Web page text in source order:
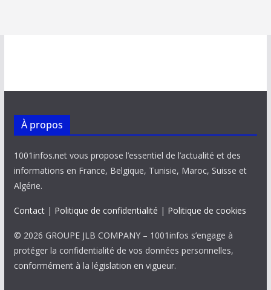
À propos
1001infos.net vous propose l’essentiel de l’actualité et des
informations en France, Belgique, Tunisie, Maroc, Suisse et
Algérie.
Contact| Politique de confidentialité | Politique de cookies
© 2026 GROUPE JLB COMPANY – 1001infos s’engage à
protéger la confidentialité de vos données personnelles,
conformément à la législation en vigueur.